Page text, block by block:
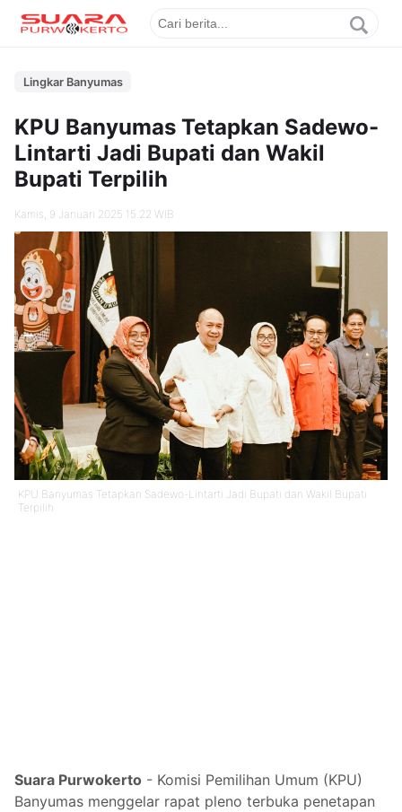
Lingkar Banyumas
KPU Banyumas Tetapkan Sadewo-
Lintarti Jadi Bupati dan Wakil
Bupati Terpilih
Kamis, 9 Januari 2025 15.22 WIB
KPU Banyumas Tetapkan Sadewo-Lintarti Jadi Bupati dan Wakil Bupati
Terpilih
Suara Purwokerto - Komisi Pemilihan Umum (KPU)
Banyumas menggelar rapat pleno terbuka penetapan